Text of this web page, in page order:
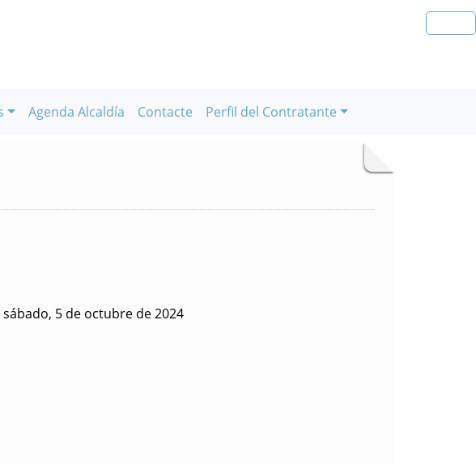
Agenda Alcaldía Contacte Perfil del Contratante
sábado, 5 de octubre de 2024